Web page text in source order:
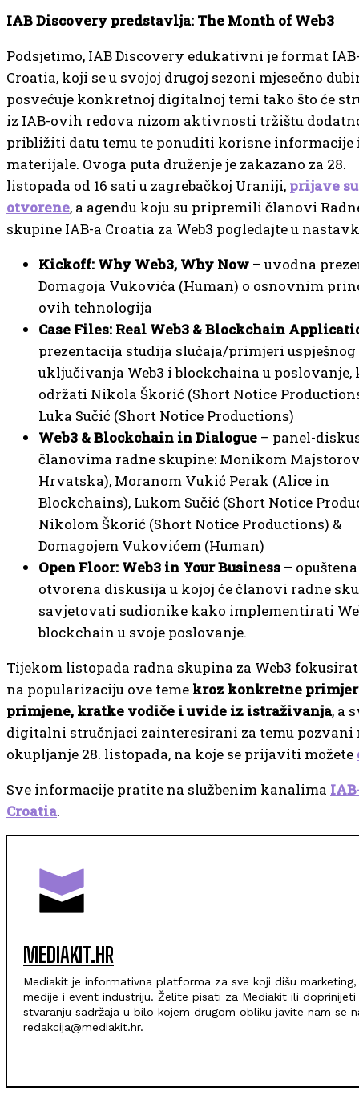
IAB Discovery predstavlja: The Month of Web3
Podsjetimo, IAB Discovery edukativni je format
Croatia, koji se u svojoj drugoj sezoni mjesečno
posvećuje konkretnoj digitalnoj temi tako što će
iz IAB-ovih redova nizom aktivnosti tržištu
približiti datu temu te ponuditi korisne informacije
materijale. Ovoga puta druženje je zakazano za 28.
listopada od 16 sati u zagrebačkoj Uraniji, prijave su
otvorene, a agendu koju su pripremili članovi
skupine IAB-a Croatia za Web3 pogledajte u
Kickoff: Why Web3, Why Now – uvodna
Domagoja Vukovića (Human) o osnovnim
ovih tehnologija
Case Files: Real Web3 & Blockchain
prezentacija studija slučaja/primjeri uspješnog
uključivanja Web3 i blockchaina u poslovanje,
održati Nikola Škorić (Short Notice
Luka Sučić (Short Notice Productions)
Web3 & Blockchain in Dialogue – panel-
članovima radne skupine: Monikom
Hrvatska), Moranom Vukić Perak (Alice in
Blockchains), Lukom Sučić (Short Notice
Nikolom Škorić (Short Notice Productions) &
Domagojem Vukovićem (Human)
Open Floor: Web3 in Your Business – opuštena
otvorena diskusija u kojoj će članovi radne
savjetovati sudionike kako implementirati
blockchain u svoje poslovanje.
Tijekom listopada radna skupina za Web3 fokusirat
na popularizaciju ove teme kroz konkretne
primjene, kratke vodiče i uvide iz istraživanja, a
digitalni stručnjaci zainteresirani za temu pozvani
okupljanje 28. listopada, na koje se prijaviti možete
Sve informacije pratite na službenim kanalima
Croatia.
MEDIAKIT.HR
Mediakit je informativna platforma za sve koji dišu marketing,
medije i event industriju. Želite pisati za Mediakit ili doprinijeti
stvaranju sadržaja u bilo kojem drugom obliku javite nam se
redakcija@mediakit.hr.